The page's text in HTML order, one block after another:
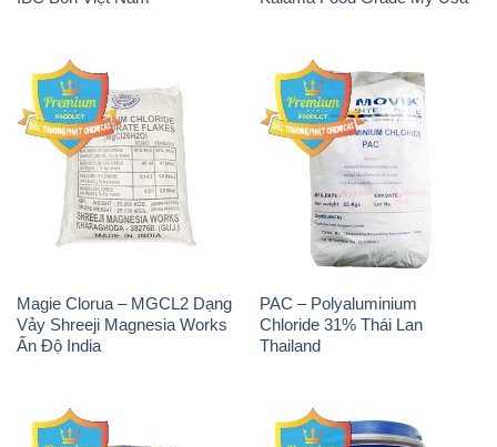
Magie Clorua – MGCL2 Dạng
Vảy Shreeji Magnesia Works
Ấn Độ India
PAC – Polyaluminium
Chloride 31% Thái Lan
Thailand